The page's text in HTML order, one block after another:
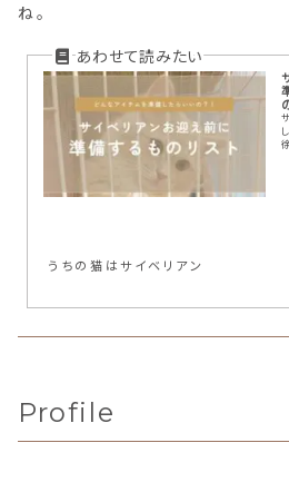
ね。
うちの猫はサイベリアン
Profile